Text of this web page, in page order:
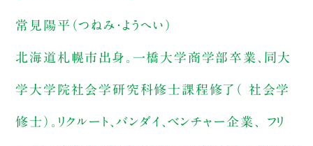
常見陽平（つねみ・ようへい）
北海道札幌市出身。一橋大学商学部卒業、同大
学大学院社会学研究科修士課程修了（ 社会学
修士）。リクルート、バンダイ、ベンチャー企業、 フリ